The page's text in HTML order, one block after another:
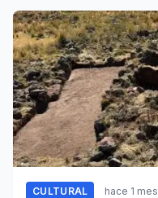
documentales
CULTURAL hace 1 mes